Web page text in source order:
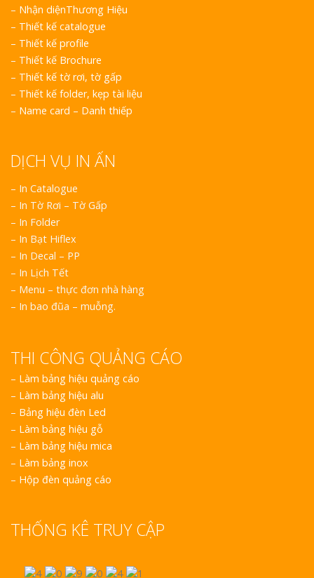
– Nhận diệnThương Hiệu
– Thiết kế catalogue
– Thiết kế profile
– Thiết kế Brochure
– Thiết kế tờ rơi, tờ gấp
– Thiết kế folder, kẹp tài liệu
– Name card – Danh thiếp
DỊCH VỤ IN ẤN
– In Catalogue
– In Tờ Rơi – Tờ Gấp
– In Folder
– In Bạt Hiflex
– In Decal – PP
– In Lịch Tết
– Menu – thực đơn nhà hàng
– In bao đũa – muỗng.
THI CÔNG QUẢNG CÁO
– Làm bảng hiệu quảng cáo
– Làm bảng hiệu alu
– Bảng hiệu đèn Led
– Làm bảng hiệu gỗ
– Làm bảng hiệu mica
– Làm bảng inox
– Hộp đèn quảng cáo
THỐNG KÊ TRUY CẬP